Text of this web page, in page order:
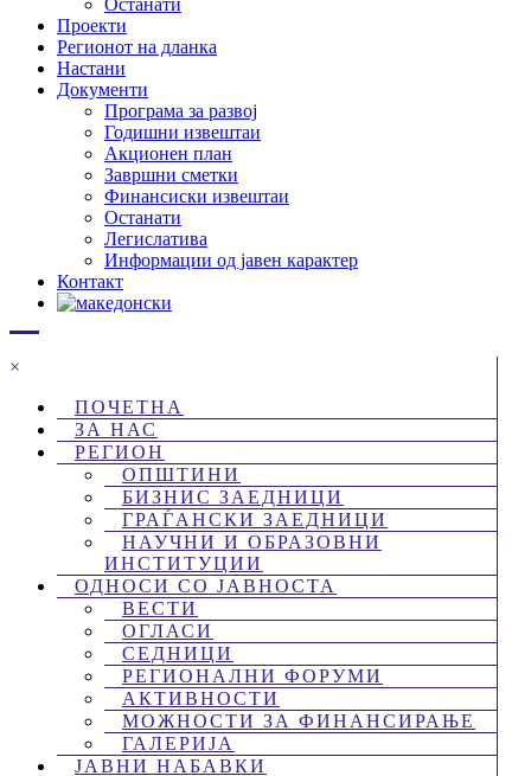
Проекти
Регионот на дланка
Настани
Документи
Програма за развој
Годишни извештаи
Акционен план
Завршни сметки
Финансиски извештаи
Останати
Легислатива
Информации од јавен карактер
Контакт
×
ПОЧЕТНА
ЗА НАС
РЕГИОН
ОПШТИНИ
БИЗНИС ЗАЕДНИЦИ
ГРАЃАНСКИ ЗАЕДНИЦИ
НАУЧНИ И ОБРАЗОВНИ
ИНСТИТУЦИИ
ОДНОСИ СО ЈАВНОСТА
ВЕСТИ
ОГЛАСИ
СЕДНИЦИ
РЕГИОНАЛНИ ФОРУМИ
АКТИВНОСТИ
МОЖНОСТИ ЗА ФИНАНСИРАЊЕ
ГАЛЕРИЈА
ЈАВНИ НАБАВКИ